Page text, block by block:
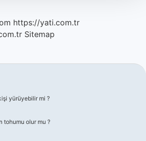
https://yati.com.tr
Sitemap
yürüyebilir mi ?
tohumu olur mu ?